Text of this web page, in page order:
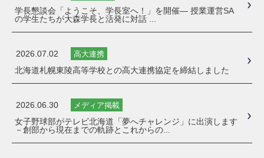
学長懇談会「ようこそ、学長室へ！」を開催― 授業運営SA
の学生たちが大森学長と活発に対話 ...
2026.07.02 高大連携
北海道札幌東陵高等学校との高大連携協定を締結しました
2026.06.30 メディア掲載
女子野球部がテレビ北海道「夢へチャレンジ」に出演します
－創部から現在までの軌跡とこれからの...